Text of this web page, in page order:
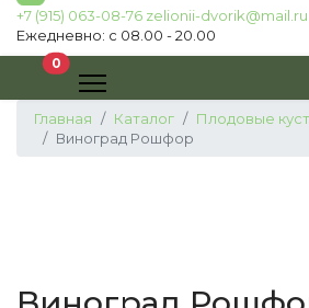
+7 (915) 063-08-76 zelionii-dvorik@mail.ru
Ежедневно: с 08.00 - 20.00
0В корзину
Главная Каталог Плодовые
Виноград Рошфор